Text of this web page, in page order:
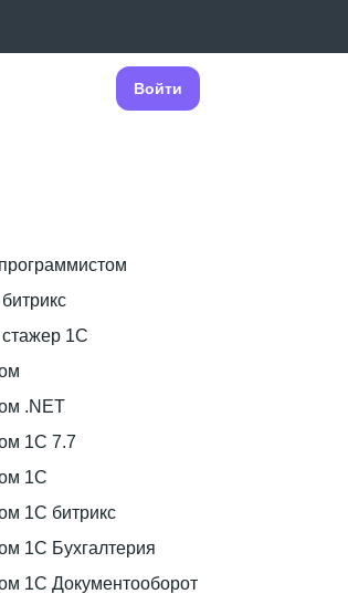
Войти
1С
.NET
1C 7.7
1С
1С битрикс
1С Бухгалтерия
1С Документооборот